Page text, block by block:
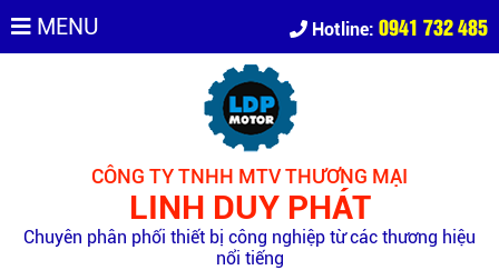
MENU Hotline: 0941 732 485
CÔNG TY TNHH MTV THƯƠNG MẠI
LINH DUY PHÁT
Chuyên phân phối thiết bị công nghiệp từ các thương hiệu
nổi tiếng